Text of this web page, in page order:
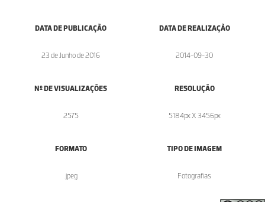
DATA DE PUBLICAÇÃO
23 de Junho de 2016
DATA DE REALIZAÇÃO
2014-09-30
Nº DE VISUALIZAÇÕES
2575
RESOLUÇÃO
5184px X 3456px
FORMATO
.jpeg
TIPO DE IMAGEM
Fotografias